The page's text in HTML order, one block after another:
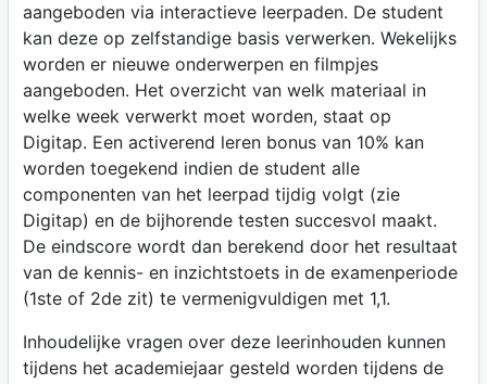
aangeboden via interactieve leerpaden. De student
kan deze op zelfstandige basis verwerken. Wekelijks
worden er nieuwe onderwerpen en filmpjes
aangeboden. Het overzicht van welk materiaal in
welke week verwerkt moet worden, staat op
Digitap. Een activerend leren bonus van 10% kan
worden toegekend indien de student alle
componenten van het leerpad tijdig volgt (zie
Digitap) en de bijhorende testen succesvol maakt.
De eindscore wordt dan berekend door het resultaat
van de kennis- en inzichtstoets in de examenperiode
(1ste of 2de zit) te vermenigvuldigen met 1,1.
Inhoudelijke vragen over deze leerinhouden kunnen
tijdens het academiejaar gesteld worden tijdens de